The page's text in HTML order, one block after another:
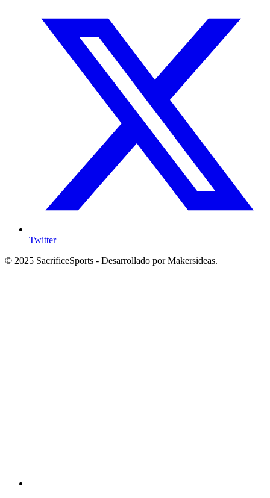
Twitter
© 2025 SacrificeSports - Desarrollado por Makersideas.